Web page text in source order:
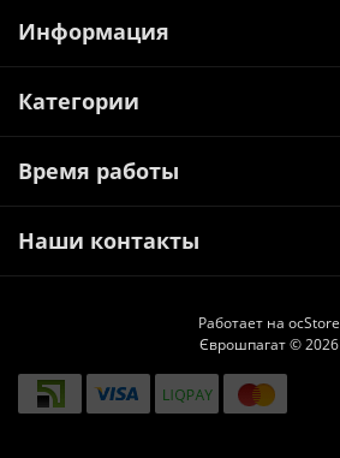
Информация
Категории
Время работы
Наши контакты
Работает на ocStore
Єврошпагат © 2026